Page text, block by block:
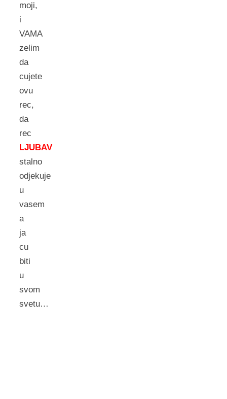
moji,
i
VAMA
zelim
da
cujete
ovu
rec,
da
rec
LJUBAV
stalno
odjekuje
u
vasem
a
ja
cu
biti
u
svom
svetu…